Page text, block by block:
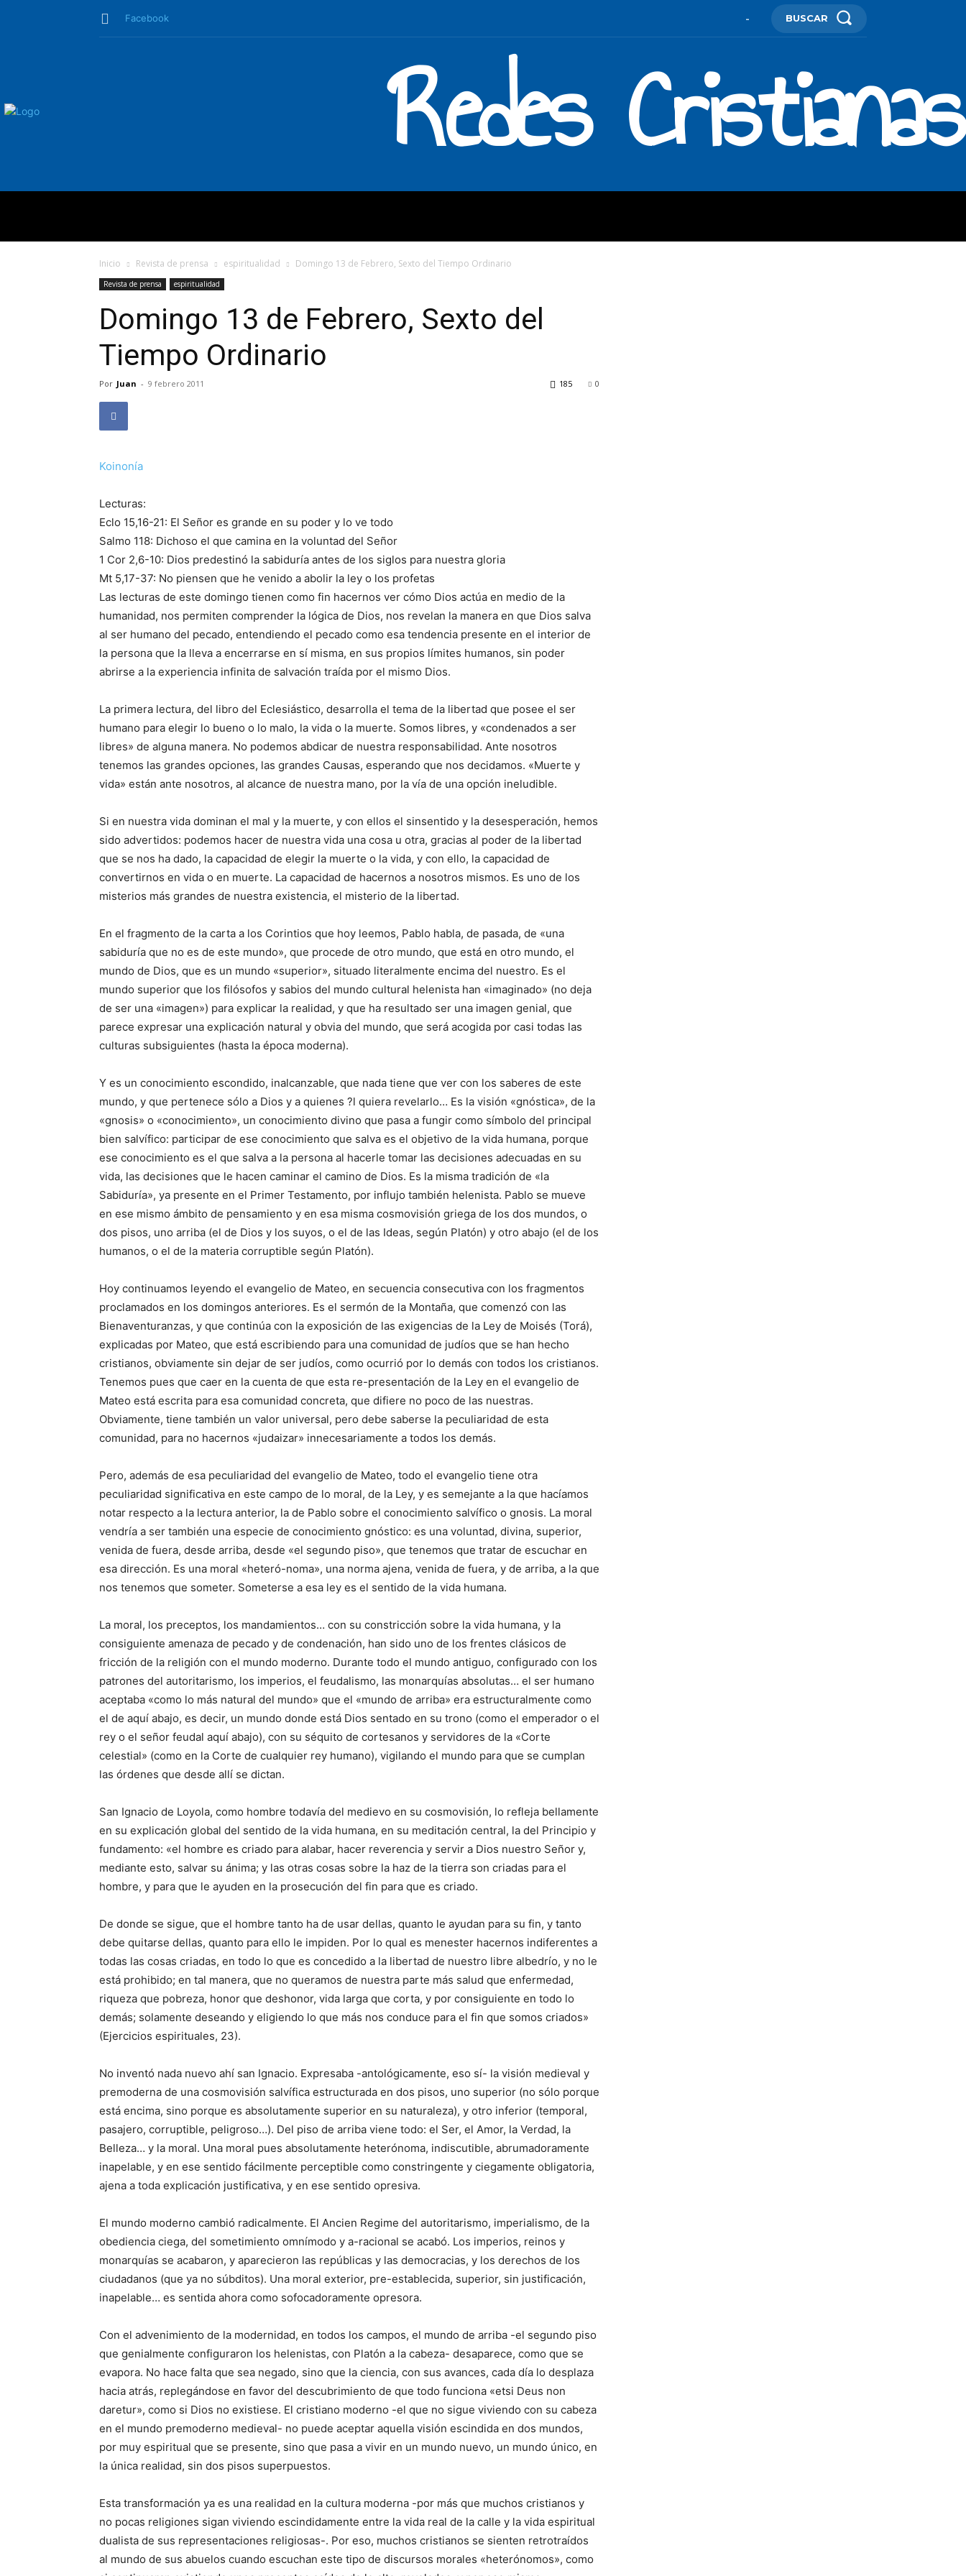
Facebook - BUSCAR
Redes Cristianas
Inicio Revista de prensa espiritualidad Domingo 13 de Febrero, Sexto del Tiempo Ordinario
Revista de prensa espiritualidad
Domingo 13 de Febrero, Sexto del
Tiempo Ordinario
Por Juan - 9 febrero 2011 0
185
Koinonía
Lecturas:
Eclo 15,16-21: El Señor es grande en su poder y lo ve todo
Salmo 118: Dichoso el que camina en la voluntad del Señor
1 Cor 2,6-10: Dios predestinó la sabiduría antes de los siglos para nuestra gloria
Mt 5,17-37: No piensen que he venido a abolir la ley o los profetas
Las lecturas de este domingo tienen como fin hacernos ver cómo Dios actúa en medio de la
humanidad, nos permiten comprender la lógica de Dios, nos revelan la manera en que Dios salva
al ser humano del pecado, entendiendo el pecado como esa tendencia presente en el interior de
la persona que la lleva a encerrarse en sí misma, en sus propios límites humanos, sin poder
abrirse a la experiencia infinita de salvación traída por el mismo Dios.
La primera lectura, del libro del Eclesiástico, desarrolla el tema de la libertad que posee el ser
humano para elegir lo bueno o lo malo, la vida o la muerte. Somos libres, y «condenados a ser
libres» de alguna manera. No podemos abdicar de nuestra responsabilidad. Ante nosotros
tenemos las grandes opciones, las grandes Causas, esperando que nos decidamos. «Muerte y
vida» están ante nosotros, al alcance de nuestra mano, por la vía de una opción ineludible.
Si en nuestra vida dominan el mal y la muerte, y con ellos el sinsentido y la desesperación, hemos
sido advertidos: podemos hacer de nuestra vida una cosa u otra, gracias al poder de la libertad
que se nos ha dado, la capacidad de elegir la muerte o la vida, y con ello, la capacidad de
convertirnos en vida o en muerte. La capacidad de hacernos a nosotros mismos. Es uno de los
misterios más grandes de nuestra existencia, el misterio de la libertad.
En el fragmento de la carta a los Corintios que hoy leemos, Pablo habla, de pasada, de «una
sabiduría que no es de este mundo», que procede de otro mundo, que está en otro mundo, el
mundo de Dios, que es un mundo «superior», situado literalmente encima del nuestro. Es el
mundo superior que los filósofos y sabios del mundo cultural helenista han «imaginado» (no deja
de ser una «imagen») para explicar la realidad, y que ha resultado ser una imagen genial, que
parece expresar una explicación natural y obvia del mundo, que será acogida por casi todas las
culturas subsiguientes (hasta la época moderna).
Y es un conocimiento escondido, inalcanzable, que nada tiene que ver con los saberes de este
mundo, y que pertenece sólo a Dios y a quienes ?l quiera revelarlo… Es la visión «gnóstica», de la
«gnosis» o «conocimiento», un conocimiento divino que pasa a fungir como símbolo del principal
bien salvífico: participar de ese conocimiento que salva es el objetivo de la vida humana, porque
ese conocimiento es el que salva a la persona al hacerle tomar las decisiones adecuadas en su
vida, las decisiones que le hacen caminar el camino de Dios. Es la misma tradición de «la
Sabiduría», ya presente en el Primer Testamento, por influjo también helenista. Pablo se mueve
en ese mismo ámbito de pensamiento y en esa misma cosmovisión griega de los dos mundos, o
dos pisos, uno arriba (el de Dios y los suyos, o el de las Ideas, según Platón) y otro abajo (el de los
humanos, o el de la materia corruptible según Platón).
Hoy continuamos leyendo el evangelio de Mateo, en secuencia consecutiva con los fragmentos
proclamados en los domingos anteriores. Es el sermón de la Montaña, que comenzó con las
Bienaventuranzas, y que continúa con la exposición de las exigencias de la Ley de Moisés (Torá),
explicadas por Mateo, que está escribiendo para una comunidad de judíos que se han hecho
cristianos, obviamente sin dejar de ser judíos, como ocurrió por lo demás con todos los cristianos.
Tenemos pues que caer en la cuenta de que esta re-presentación de la Ley en el evangelio de
Mateo está escrita para esa comunidad concreta, que difiere no poco de las nuestras.
Obviamente, tiene también un valor universal, pero debe saberse la peculiaridad de esta
comunidad, para no hacernos «judaizar» innecesariamente a todos los demás.
Pero, además de esa peculiaridad del evangelio de Mateo, todo el evangelio tiene otra
peculiaridad significativa en este campo de lo moral, de la Ley, y es semejante a la que hacíamos
notar respecto a la lectura anterior, la de Pablo sobre el conocimiento salvífico o gnosis. La moral
vendría a ser también una especie de conocimiento gnóstico: es una voluntad, divina, superior,
venida de fuera, desde arriba, desde «el segundo piso», que tenemos que tratar de escuchar en
esa dirección. Es una moral «heteró-noma», una norma ajena, venida de fuera, y de arriba, a la que
nos tenemos que someter. Someterse a esa ley es el sentido de la vida humana.
La moral, los preceptos, los mandamientos… con su constricción sobre la vida humana, y la
consiguiente amenaza de pecado y de condenación, han sido uno de los frentes clásicos de
fricción de la religión con el mundo moderno. Durante todo el mundo antiguo, configurado con los
patrones del autoritarismo, los imperios, el feudalismo, las monarquías absolutas… el ser humano
aceptaba «como lo más natural del mundo» que el «mundo de arriba» era estructuralmente como
el de aquí abajo, es decir, un mundo donde está Dios sentado en su trono (como el emperador o el
rey o el señor feudal aquí abajo), con su séquito de cortesanos y servidores de la «Corte
celestial» (como en la Corte de cualquier rey humano), vigilando el mundo para que se cumplan
las órdenes que desde allí se dictan.
San Ignacio de Loyola, como hombre todavía del medievo en su cosmovisión, lo refleja bellamente
en su explicación global del sentido de la vida humana, en su meditación central, la del Principio y
fundamento: «el hombre es criado para alabar, hacer reverencia y servir a Dios nuestro Señor y,
mediante esto, salvar su ánima; y las otras cosas sobre la haz de la tierra son criadas para el
hombre, y para que le ayuden en la prosecución del fin para que es criado.
De donde se sigue, que el hombre tanto ha de usar dellas, quanto le ayudan para su fin, y tanto
debe quitarse dellas, quanto para ello le impiden. Por lo qual es menester hacernos indiferentes a
todas las cosas criadas, en todo lo que es concedido a la libertad de nuestro libre albedrío, y no le
está prohibido; en tal manera, que no queramos de nuestra parte más salud que enfermedad,
riqueza que pobreza, honor que deshonor, vida larga que corta, y por consiguiente en todo lo
demás; solamente deseando y eligiendo lo que más nos conduce para el fin que somos criados»
(Ejercicios espirituales, 23).
No inventó nada nuevo ahí san Ignacio. Expresaba -antológicamente, eso sí- la visión medieval y
premoderna de una cosmovisión salvífica estructurada en dos pisos, uno superior (no sólo porque
está encima, sino porque es absolutamente superior en su naturaleza), y otro inferior (temporal,
pasajero, corruptible, peligroso…). Del piso de arriba viene todo: el Ser, el Amor, la Verdad, la
Belleza… y la moral. Una moral pues absolutamente heterónoma, indiscutible, abrumadoramente
inapelable, y en ese sentido fácilmente perceptible como constringente y ciegamente obligatoria,
ajena a toda explicación justificativa, y en ese sentido opresiva.
El mundo moderno cambió radicalmente. El Ancien Regime del autoritarismo, imperialismo, de la
obediencia ciega, del sometimiento omnímodo y a-racional se acabó. Los imperios, reinos y
monarquías se acabaron, y aparecieron las repúblicas y las democracias, y los derechos de los
ciudadanos (que ya no súbditos). Una moral exterior, pre-establecida, superior, sin justificación,
inapelable… es sentida ahora como sofocadoramente opresora.
Con el advenimiento de la modernidad, en todos los campos, el mundo de arriba -el segundo piso
que genialmente configuraron los helenistas, con Platón a la cabeza- desaparece, como que se
evapora. No hace falta que sea negado, sino que la ciencia, con sus avances, cada día lo desplaza
hacia atrás, replegándose en favor del descubrimiento de que todo funciona «etsi Deus non
daretur», como si Dios no existiese. El cristiano moderno -el que no sigue viviendo con su cabeza
en el mundo premoderno medieval- no puede aceptar aquella visión escindida en dos mundos,
por muy espiritual que se presente, sino que pasa a vivir en un mundo nuevo, un mundo único, en
la única realidad, sin dos pisos superpuestos.
Esta transformación ya es una realidad en la cultura moderna -por más que muchos cristianos y
no pocas religiones sigan viviendo escindidamente entre la vida real de la calle y la vida espiritual
dualista de sus representaciones religiosas-. Por eso, muchos cristianos se sienten retrotraídos
al mundo de sus abuelos cuando escuchan este tipo de discursos morales «heterónomos», como